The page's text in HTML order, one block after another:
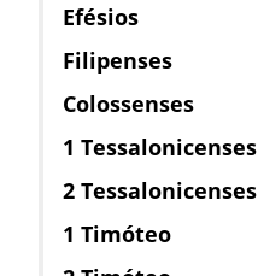
Efésios
Filipenses
Colossenses
1 Tessalonicenses
2 Tessalonicenses
1 Timóteo